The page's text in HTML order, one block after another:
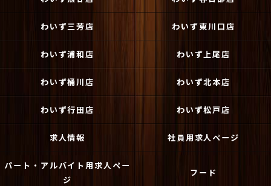
わいず三芳店 わいず東川口店
わいず浦和店 わいず上尾店
わいず桶川店 わいず北本店
わいず行田店 わいず松戸店
求人情報 社員用求人ページ
パート・アルバイト用求人ペー
ジ
フード